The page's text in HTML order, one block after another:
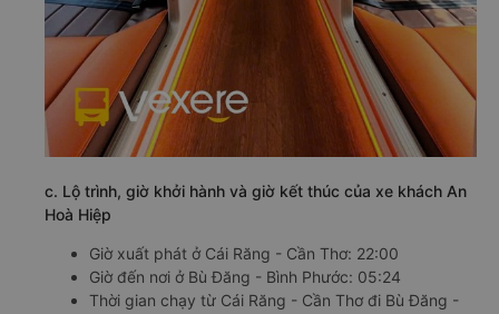
c. Lộ trình, giờ khởi hành và giờ kết thúc của xe khách An
Hoà Hiệp